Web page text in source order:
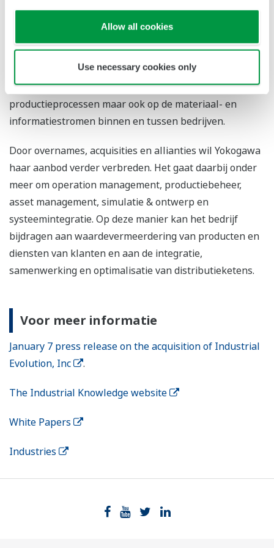
Allow all cookies
Use necessary cookies only
besturingstechnologieën en de jarenlange Yokogawa
expertise.
Als onderdeel van de lange-termijn visie richt Yokogawa
zich niet alleen op de optimalisering van
productieprocessen maar ook op de materiaal- en
informatiestromen binnen en tussen bedrijven.
Door overnames, acquisities en allianties wil Yokogawa
haar aanbod verder verbreden. Het gaat daarbij onder
meer om operation management, productiebeheer,
asset management, simulatie & ontwerp en
systeemintegratie. Op deze manier kan het bedrijf
bijdragen aan waardevermeerdering van producten en
diensten van klanten en aan de integratie,
samenwerking en optimalisatie van distributieketens.
Voor meer informatie
January 7 press release on the acquisition of Industrial
Evolution, Inc
.
The Industrial Knowledge website
White Papers
Industries